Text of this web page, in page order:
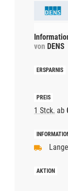
von DENS
1 Stck. ab